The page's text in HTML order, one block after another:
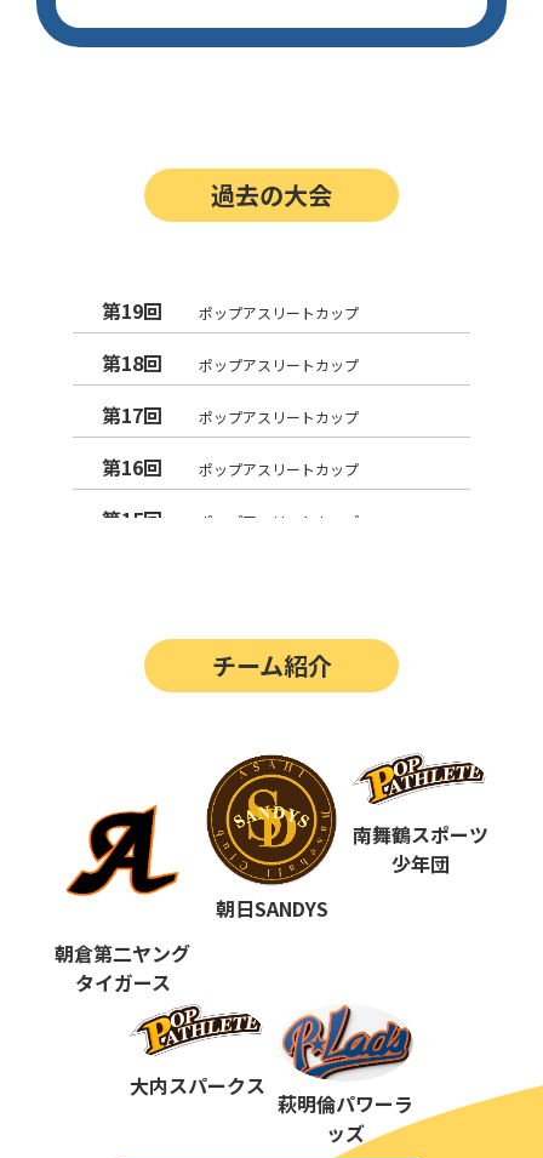
過去の大会
第19回 ポップアスリートカップ
第18回 ポップアスリートカップ
第17回 ポップアスリートカップ
第16回 ポップアスリートカップ
第15回 ポップアスリートカップ
第12回 決勝戦の動画はこちらから
ポップアスリートカップ
第10回 ポップアスリートカップ
第9回 ポップアスリートカップ
第7回
第6回 ポップアスリートカップ
第5回 ポップアスリートカップ
ポップアスリートカップ
チーム紹介
朝倉第二ヤング
タイガース
朝日SANDYS
南舞鶴スポーツ
少年団
大内スパークス
萩明倫パワーラ
ッズ